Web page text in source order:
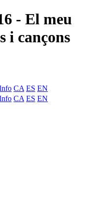
- El meu
i cançons
CA ES EN
CA ES EN